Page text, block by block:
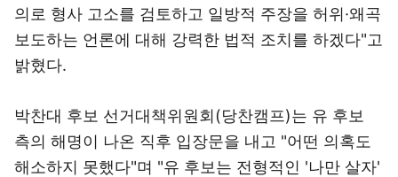
의로 형사 고소를 검토하고 일방적 주장을 허위·왜곡
보도하는 언론에 대해 강력한 법적 조치를 하겠다"고
밝혔다.
박찬대 후보 선거대책위원회(당찬캠프)는 유 후보
측의 해명이 나온 직후 입장문을 내고 "어떤 의혹도
해소하지 못했다"며 "유 후보는 전형적인 '나만 살자'